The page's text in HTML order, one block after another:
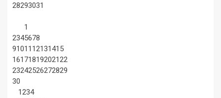
28293031
1
2345678
91011 12131415
16171819202122
23242526272829
30
1234